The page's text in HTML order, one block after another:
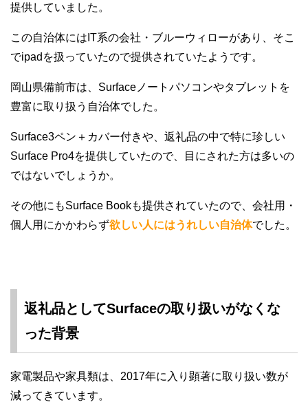
提供していました。
この自治体にはIT系の会社・ブルーウィローがあり、そこ
でipadを扱っていたので提供されていたようです。
岡山県備前市は、Surfaceノートパソコンやタブレットを
豊富に取り扱う自治体でした。
Surface3ペン＋カバー付きや、返礼品の中で特に珍しい
Surface Pro4を提供していたので、目にされた方は多いの
ではないでしょうか。
その他にもSurface Bookも提供されていたので、会社用・
個人用にかかわらず欲しい人にはうれしい自治体でした。
返礼品としてSurfaceの取り扱いがなくな
った背景
家電製品や家具類は、2017年に入り顕著に取り扱い数が
減ってきています。